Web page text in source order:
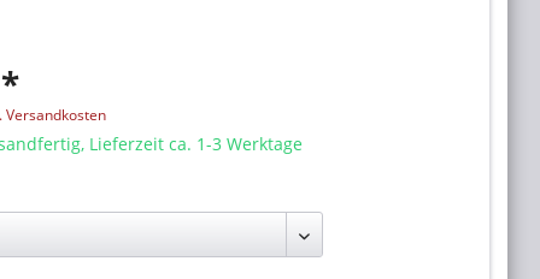
Versandkosten
Lieferzeit ca. 1-3 Werktage